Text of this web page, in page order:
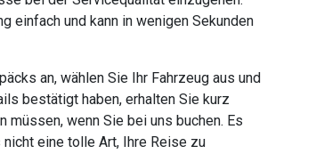
einfach und kann in wenigen Sekunden
an, wählen Sie Ihr Fahrzeug aus und
bestätigt haben, erhalten Sie kurz
wenn Sie bei uns buchen. Es
eine tolle Art, Ihre Reise zu